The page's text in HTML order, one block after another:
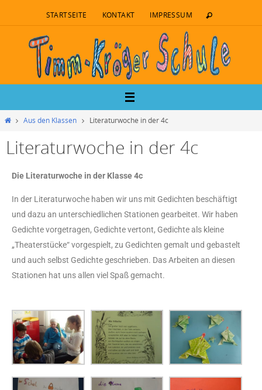
STARTSEITE KONTAKT IMPRESSUM
Aus den Klassen Literaturwoche in der 4c
Literaturwoche in der 4c
Die Literaturwoche in der Klasse 4c
In der Literaturwoche haben wir uns mit Gedichten beschäftigt
und dazu an unterschiedlichen Stationen gearbeitet. Wir haben
Gedichte vorgetragen, Gedichte vertont, Gedichte als kleine
„Theaterstücke“ vorgespielt, zu Gedichten gemalt und gebastelt
und auch selbst Gedichte geschrieben. Das Arbeiten an diesen
Stationen hat uns allen viel Spaß gemacht.